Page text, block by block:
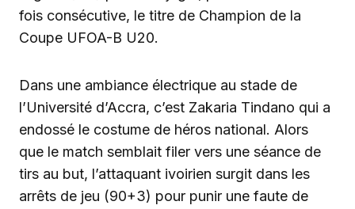
fois consécutive, le titre de Champion de la
Coupe UFOA-B U20.
Dans une ambiance électrique au stade de
l’Université d’Accra, c’est Zakaria Tindano qui a
endossé le costume de héros national. Alors
que le match semblait filer vers une séance de
tirs au but, l’attaquant ivoirien surgit dans les
arrêts de jeu (90+3) pour punir une faute de